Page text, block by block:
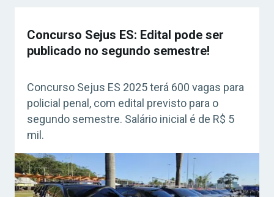
Concurso Sejus ES: Edital pode ser
publicado no segundo semestre!
Concurso Sejus ES 2025 terá 600 vagas para
policial penal, com edital previsto para o
segundo semestre. Salário inicial é de R$ 5
mil.